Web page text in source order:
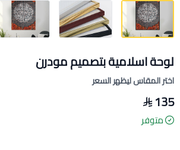
لوحة اسلامية بتصميم مودرن
اختر المقاس ليظهر السعر
135
متوفر